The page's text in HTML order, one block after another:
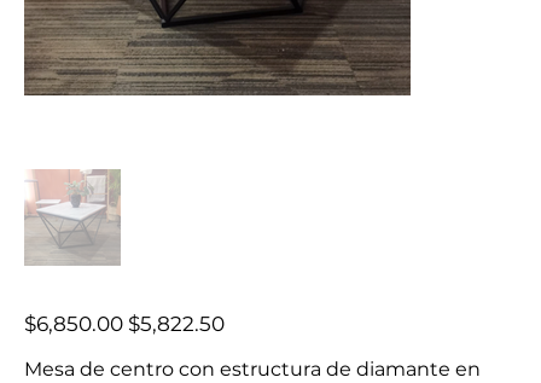
Precio
original
$6,850.00 Precio
de
$5,822.50
Mesa de centro con estructura de diamante en